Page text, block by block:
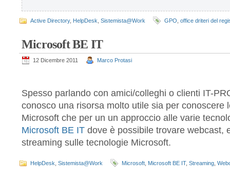
Active Directory, HelpDesk Sistemista@Work GPO office driteri del
Microsoft BE IT
12 Dicembre 2011 Marco Protasi
Spesso parlando con amici/colleghi o clienti IT-
conosco una risorsa molto utile sia per conoscere
Microsoft che per un un approccio alle varie
Microsoft BE IT dove è possibile trovare webcast,
streaming sulle tecnologie Microsoft.
HelpDesk Sistemista@Work Microsoft Microsoft BE IT, Streaming